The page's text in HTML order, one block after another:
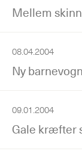
Mellem
08.04.2004
Ny
09.01.2004
Gale kræfter